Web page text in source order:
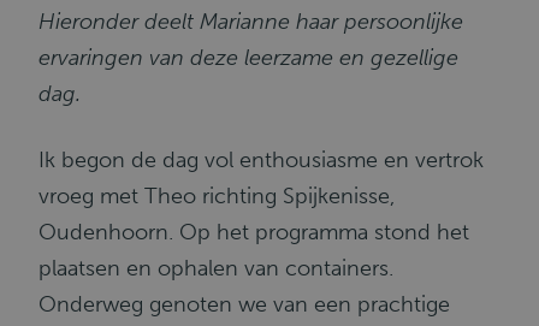
Hieronder deelt Marianne haar persoonlijke
ervaringen van deze leerzame en gezellige
dag.
Ik begon de dag vol enthousiasme en vertrok
vroeg met Theo richting Spijkenisse,
Oudenhoorn. Op het programma stond het
plaatsen en ophalen van containers.
Onderweg genoten we van een prachtige